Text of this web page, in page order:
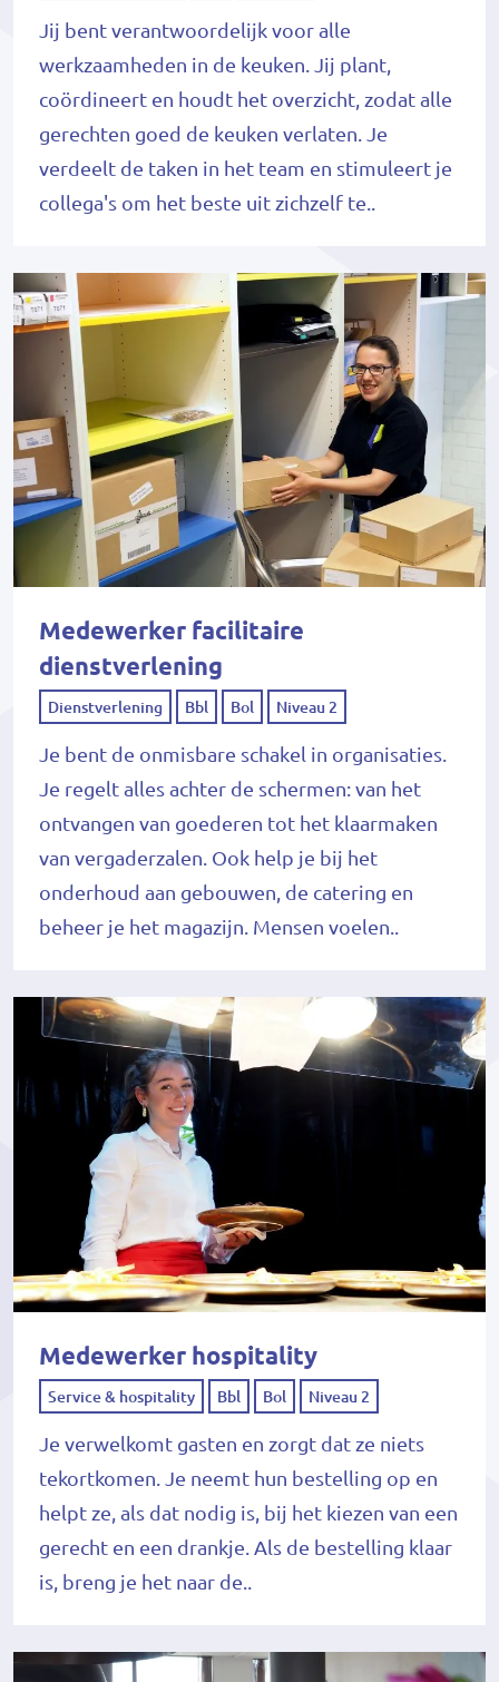
Jij bent verantwoordelijk voor alle
werkzaamheden in de keuken. Jij plant,
coördineert en houdt het overzicht, zodat alle
gerechten goed de keuken verlaten. Je
verdeelt de taken in het team en stimuleert je
collega's om het beste uit zichzelf te..
Medewerker facilitaire
dienstverlening
Dienstverlening Bbl Bol Niveau 2
Je bent de onmisbare schakel in organisaties.
Je regelt alles achter de schermen: van het
ontvangen van goederen tot het klaarmaken
van vergaderzalen. Ook help je bij het
onderhoud aan gebouwen, de catering en
beheer je het magazijn. Mensen voelen..
Medewerker hospitality
Service & hospitality Bbl Bol Niveau 2
Je verwelkomt gasten en zorgt dat ze niets
tekortkomen. Je neemt hun bestelling op en
helpt ze, als dat nodig is, bij het kiezen van een
gerecht en een drankje. Als de bestelling klaar
is, breng je het naar de..